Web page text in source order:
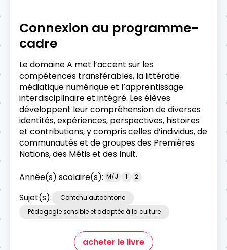
Connexion au programme-
cadre
Le domaine A met l’accent sur les
compétences transférables, la littératie
médiatique numérique et l’apprentissage
interdisciplinaire et intégré. Les élèves
développent leur compréhension de diverses
identités, expériences, perspectives, histoires
et contributions, y compris celles d’individus, de
communautés et de groupes des Premières
Nations, des Métis et des Inuit.
Année(s) scolaire(s): M/J 1 2
Sujet(s):
Contenu autochtone
Pédagogie sensible et adaptée à la culture
acheter le livre